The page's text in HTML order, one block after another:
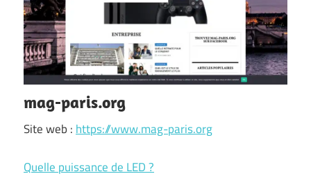
mag-paris.org
Site web : https://www.mag-paris.org
Quelle puissance de LED ?